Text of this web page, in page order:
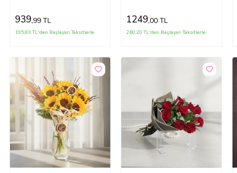
939,99 TL
195,83 TL'den Başlayan Taksitlerle
1249,00 TL
260,20 TL'den Başlayan Taksitlerle